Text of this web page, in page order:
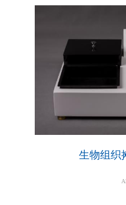
生物组织